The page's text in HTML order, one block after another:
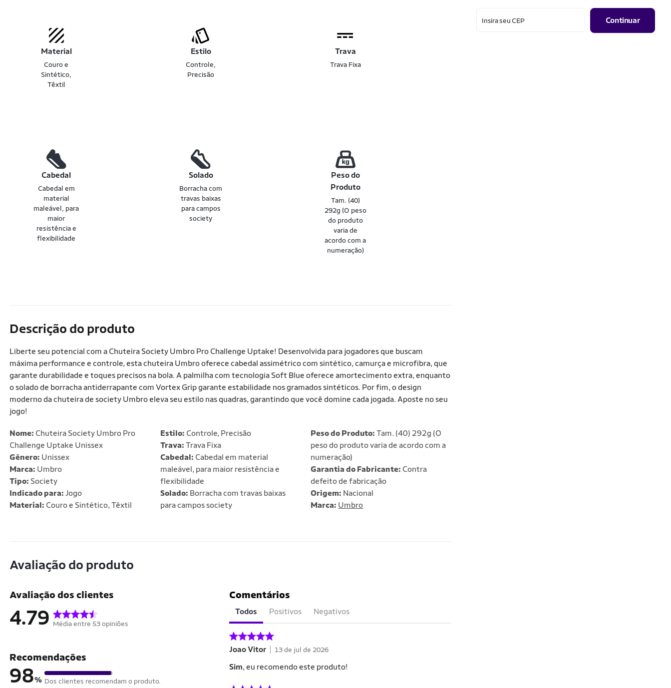
Insira seu CEP Continuar
Material
Couro e
Sintético,
Têxtil
Estilo
Controle,
Precisão
Trava
Trava Fixa
Cabedal
Cabedal em
material
maleável, para
maior
resistência e
flexibilidade
Solado
Borracha com
travas baixas
para campos
society
Peso do
Produto
Tam. (40)
292g (O peso
do produto
varia de
acordo com a
numeração)
Descrição do produto
Liberte seu potencial com a Chuteira Society Umbro Pro Challenge Uptake! Desenvolvida para jogadores que buscam
máxima performance e controle, esta chuteira Umbro oferece cabedal assimétrico com sintético, camurça e microfibra, que
garante durabilidade e toques precisos na bola. A palmilha com tecnologia Soft Blue oferece amortecimento extra, enquanto
o solado de borracha antiderrapante com Vortex Grip garante estabilidade nos gramados sintéticos. Por fim, o design
moderno da chuteira de society Umbro eleva seu estilo nas quadras, garantindo que você domine cada jogada. Aposte no seu
jogo!
Nome: Chuteira Society Umbro Pro
Challenge Uptake Unissex
Gênero: Unissex
Marca: Umbro
Tipo: Society
Indicado para: Jogo
Material: Couro e Sintético, Têxtil
Estilo: Controle, Precisão
Trava: Trava Fixa
Cabedal: Cabedal em material
maleável, para maior resistência e
flexibilidade
Solado: Borracha com travas baixas
para campos society
Peso do Produto: Tam. (40) 292g (O
peso do produto varia de acordo com a
numeração)
Garantia do Fabricante: Contra
defeito de fabricação
Origem: Nacional
Marca: Umbro
Avaliação do produto
Avaliação dos clientes
4.79 Média entre 53 opiniões
Recomendações
98% Dos clientes recomendam o produto.
Comentários
Todos Positivos Negativos
Joao Vitor 13 de jul de 2026
Sim, eu recomendo este produto!